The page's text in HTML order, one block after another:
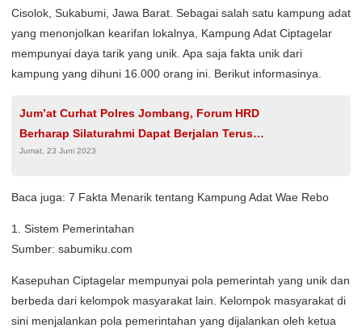
Cisolok, Sukabumi, Jawa Barat. Sebagai salah satu kampung adat
yang menonjolkan kearifan lokalnya, Kampung Adat Ciptagelar
mempunyai daya tarik yang unik. Apa saja fakta unik dari
kampung yang dihuni 16.000 orang ini. Berikut informasinya.
Jum’at Curhat Polres Jombang, Forum HRD
Berharap Silaturahmi Dapat Berjalan Terus
Menerus
Jumat, 23 Juni 2023
Baca juga: 7 Fakta Menarik tentang Kampung Adat Wae Rebo
1. Sistem Pemerintahan
Sumber: sabumiku.com
Kasepuhan Ciptagelar mempunyai pola pemerintah yang unik dan
berbeda dari kelompok masyarakat lain. Kelompok masyarakat di
sini menjalankan pola pemerintahan yang dijalankan oleh ketua